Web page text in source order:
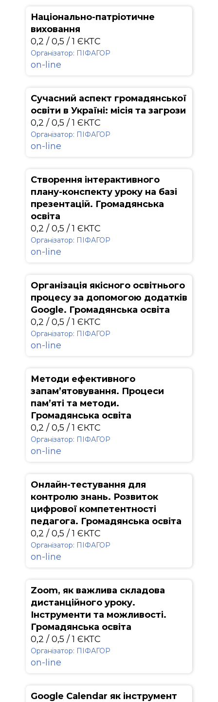
Національно-патріотичне
виховання
0,2 / 0,5 / 1 ЄКТС
Організатор: ПІФАГОР
on-line
Сучасний аспект громадянської
освіти в Україні: місія та загрози
0,2 / 0,5 / 1 ЄКТС
Організатор: ПІФАГОР
on-line
Створення інтерактивного
плану-конспекту уроку на базі
презентацій. Громадянська
освіта
0,2 / 0,5 / 1 ЄКТС
Організатор: ПІФАГОР
on-line
Організація якісного освітнього
процесу за допомогою додатків
Google. Громадянська освіта
0,2 / 0,5 / 1 ЄКТС
Організатор: ПІФАГОР
on-line
Методи ефективного
запам’ятовування. Процеси
пам’яті та методи.
Громадянська освіта
0,2 / 0,5 / 1 ЄКТС
Організатор: ПІФАГОР
on-line
Онлайн-тестування для
контролю знань. Розвиток
цифрової компетентності
педагога. Громадянська освіта
0,2 / 0,5 / 1 ЄКТС
Організатор: ПІФАГОР
on-line
Zoom, як важлива складова
дистанційного уроку.
Інструменти та можливості.
Громадянська освіта
0,2 / 0,5 / 1 ЄКТС
Організатор: ПІФАГОР
on-line
Google Calendar як інструмент